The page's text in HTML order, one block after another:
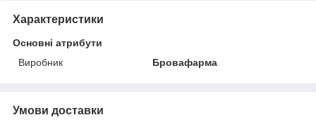
Характеристики
Основні атрибути
Виробник
Бровафарма
Умови доставки